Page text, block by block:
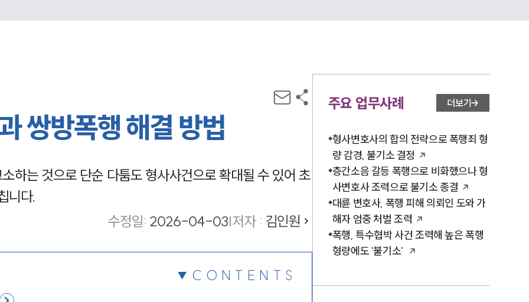
쌍방폭행 해결 방법
하는 것으로 단순 다툼도 형사사건으로 확대될 수 있어 초
니다.
수정일: 2026-04-03|저자 : 김인원
CONTENTS
주요 업무사례 더보기
형사변호사의 합의 전략으로 폭행죄 형
량 감경, 불기소 결정
층간소음 갈등 폭행으로 비화했으나 형
사변호사 조력으로 불기소 종결
대륜 변호사, 폭행 피해 의뢰인 도와 가
해자 엄중 처벌 조력
폭행, 특수협박 사건 조력해 높은 폭행
형량에도 '불기소'